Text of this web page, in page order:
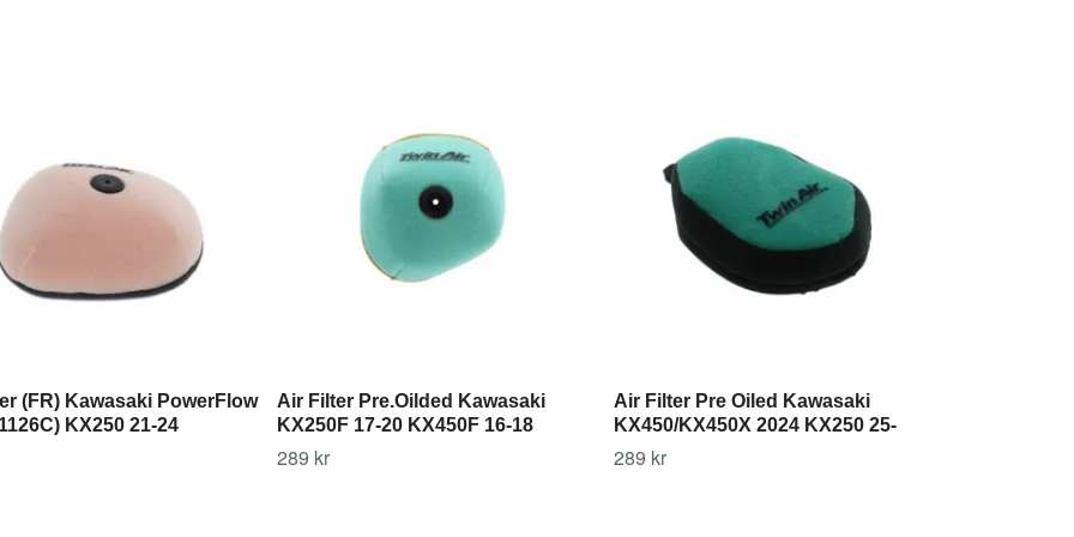
(FR) Kawasaki PowerFlow
KX250 21-24
Air Filter Pre.Oilded Kawasaki
KX250F 17-20 KX450F 16-18
289 kr
Air Filter Pre Oiled Kawasaki
KX450/KX450X 2024 KX250 25-
289 kr